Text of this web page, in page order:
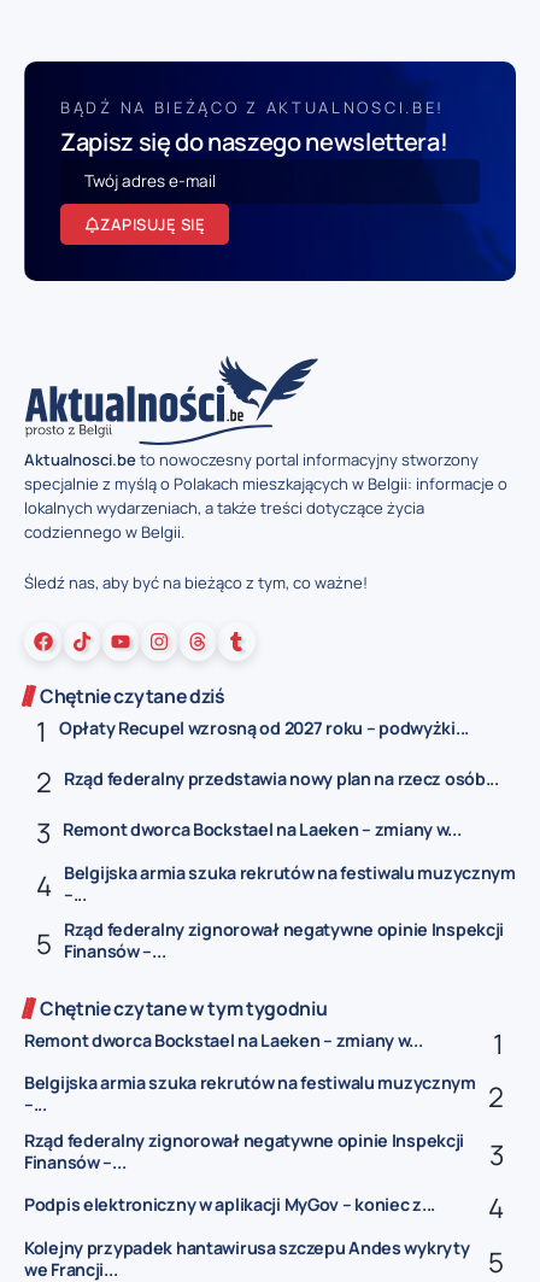
BĄDŹ NA BIEŻĄCO Z AKTUALNOSCI.BE!
Zapisz się do naszego newslettera!
ZAPISUJĘ SIĘ
Aktualnosci.beto nowoczesny portal informacyjny stworzony
specjalnie z myślą o Polakach mieszkających w Belgii: informacje o
lokalnych wydarzeniach, a także treści dotyczące życia
codziennego w Belgii.
Śledź nas, aby być na bieżąco z tym, co ważne!
Chętnie czytane dziś
Opłaty Recupel wzrosną od 2027 roku – podwyżki...
Rząd federalny przedstawia nowy plan na rzecz osób...
Remont dworca Bockstael na Laeken – zmiany w...
Belgijska armia szuka rekrutów na festiwalu muzycznym
–...
Rząd federalny zignorował negatywne opinie Inspekcji
Finansów –...
Chętnie czytane w tym tygodniu
Remont dworca Bockstael na Laeken – zmiany w...
Belgijska armia szuka rekrutów na festiwalu muzycznym
–...
Rząd federalny zignorował negatywne opinie Inspekcji
Finansów –...
Podpis elektroniczny w aplikacji MyGov – koniec z...
Kolejny przypadek hantawirusa szczepu Andes wykryty
we Francji...